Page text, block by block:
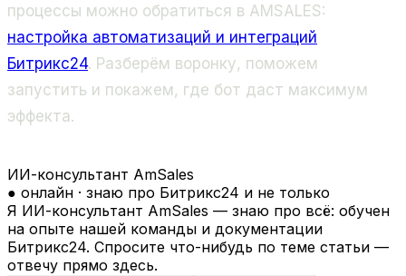
процессы можно обратиться в AMSALES:
настройка автоматизаций и интеграций
Битрикс24. Разберём воронку, поможем
запустить и покажем, где бот даст максимум
эффекта.
ИИ-консультант AmSales
● онлайн · знаю про Битрикс24 и не только
Я ИИ-консультант AmSales — знаю про всё: обучен
на опыте нашей команды и документации
Битрикс24. Спросите что-нибудь по теме статьи —
отвечу прямо здесь.